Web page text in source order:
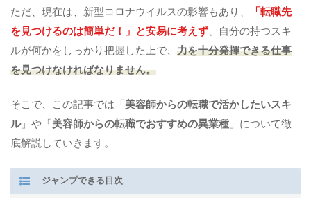
ただ、現在は、新型コロナウイルスの影響もあり、
「転職先
を見つけるのは簡単だ！」と安易に考えず 、自分の持つスキ
ルが何かをしっかり把握した上で、 力を十分発揮できる仕事
を見つけなければなりません。
そこで、この記事では「 美容師からの転職で活かしたいスキ
ル」や「 美容師からの転職でおすすめの異業種 」について徹
底解説していきます。
ジャンプできる目次